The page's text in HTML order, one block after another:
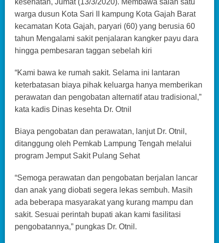
warga dusun Kota Sari II kampung Kota Gajah Barat
kecamatan Kota Gajah, paryari (60) yang berusia 60
tahun Mengalami sakit penjalaran kangker payu dara
hingga pembesaran taggan sebelah kiri
“Kami bawa ke rumah sakit. Selama ini lantaran
keterbatasan biaya pihak keluarga hanya memberikan
perawatan dan pengobatan alternatif atau tradisional,”
kata kadis Dinas kesehta Dr. Otnil
Biaya pengobatan dan perawatan, lanjut Dr. Otnil,
ditanggung oleh Pemkab Lampung Tengah melalui
program Jemput Sakit Pulang Sehat
“Semoga perawatan dan pengobatan berjalan lancar
dan anak yang diobati segera lekas sembuh. Masih
ada beberapa masyarakat yang kurang mampu dan
sakit. Sesuai perintah bupati akan kami fasilitasi
pengobatannya,” pungkas Dr. Otnil.